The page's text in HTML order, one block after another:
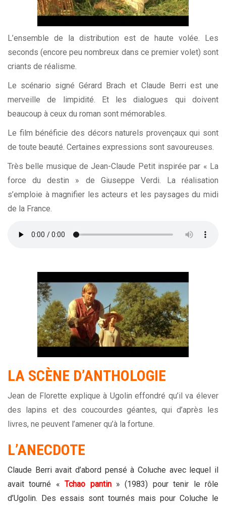
L’ensemble de la distribution est de haute volée. Les
seconds (encore peu nombreux dans ce premier volet) sont
criants de réalisme.
Le scénario signé Gérard Brach et Claude Berri est une
merveille de limpidité. Et les dialogues qui doivent
beaucoup à ceux du roman sont mémorables.
Le film bénéficie des décors naturels provençaux qui sont
de toute beauté. Certaines expressions sont savoureuses.
Très belle musique de Jean-Claude Petit inspirée par « La
force du destin » de Giuseppe Verdi. La réalisation
s’emploie à magnifier les acteurs et les paysages du midi
de la France.
LA SCÈNE D’ANTHOLOGIE
Jean de Florette explique à Ugolin effondré qu’il va élever
des lapins et des coucourdes géantes, qui d’après les
livres, ne peuvent l’amener qu’à la fortune.
L’ANECDOTE
Claude Berri avait d’abord pensé à Coluche avec lequel il
avait tourné «Tchao pantin» (1983) pour tenir le rôle
d’Ugolin. Des essais sont tournés mais pour Coluche le